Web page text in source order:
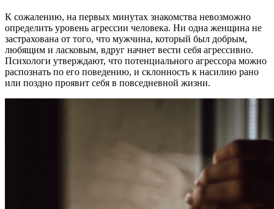
К сожалению, на первых минутах знакомства невозможно
определить уровень агрессии человека. Ни одна женщина не
застрахована от того, что мужчина, который был добрым,
любящим и ласковым, вдруг начнет вести себя агрессивно.
Психологи утверждают, что потенциального агрессора можно
распознать по его поведению, и склонность к насилию рано
или поздно проявит себя в повседневной жизни.